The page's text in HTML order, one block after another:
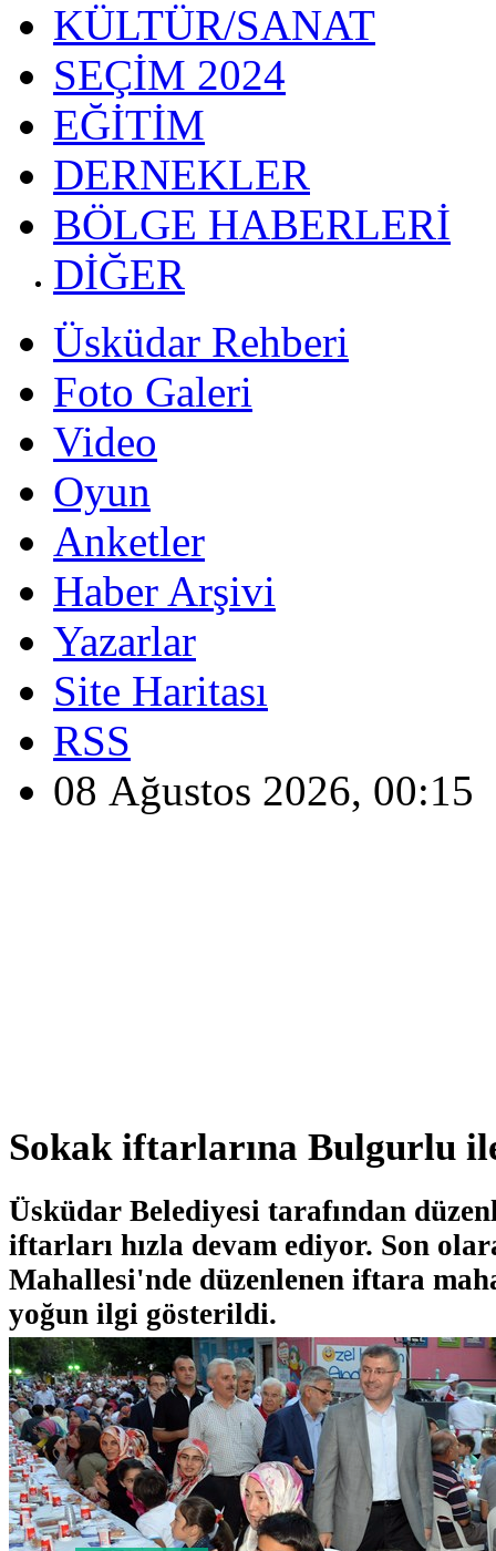
KÜLTÜR/SANAT
SEÇİM 2024
EĞİTİM
DERNEKLER
BÖLGE HABERLERİ
DİĞER
Üsküdar Rehberi
Foto Galeri
Video
Oyun
Anketler
Haber Arşivi
Yazarlar
Site Haritası
RSS
08 Ağustos 2026, 00:15
Sokak iftarlarına Bulgurlu
Üsküdar Belediyesi tarafından
iftarları hızla devam ediyor. Son
Mahallesi'nde düzenlenen iftara
yoğun ilgi gösterildi.